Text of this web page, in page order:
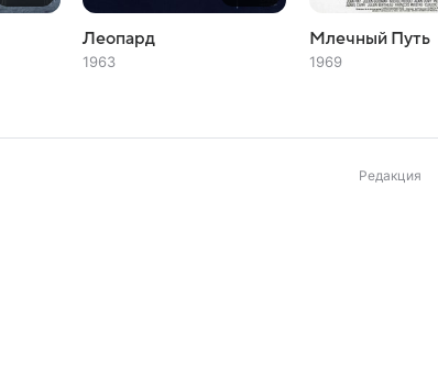
Леопард
1963
Млечный Путь
1969
Редакция